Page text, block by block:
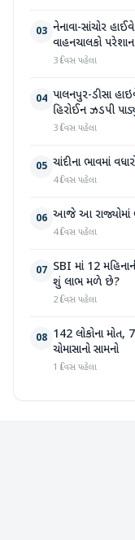
03 નેનાવા-સાંચોર
વાહનચાલકો પરેશાન
3 દિવસ પહેલા
04 પાલનપુર-ડીસા
હિરોઈન ઝડપી
3 દિવસ પહેલા
05 ચાંદીના ભાવમાં
4 દિવસ પહેલા
06 આજે આ રાજ્યોમાં
4 દિવસ પહેલા
07 SBI માં 12
શું લાભ મળે છે?
2 દિવસ પહેલા
08 142 લોકોના મોત,
ચોમાસાનો સામનો
1 દિવસ પહેલા